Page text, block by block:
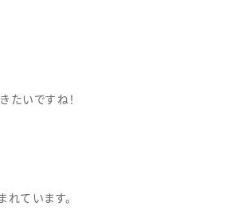
たいですね！
ています。